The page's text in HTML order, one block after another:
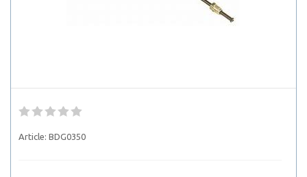
Article: BDG0350